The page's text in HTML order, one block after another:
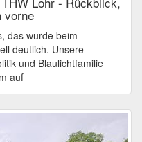
vorne
das wurde beim
deutlich. Unsere
und Blaulichtfamilie
auf